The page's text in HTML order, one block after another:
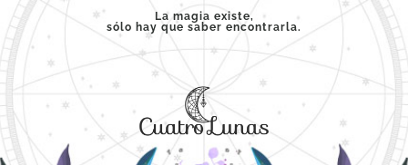
Saltar
contenido
La magia existe,
sólo hay que saber encontrarla.